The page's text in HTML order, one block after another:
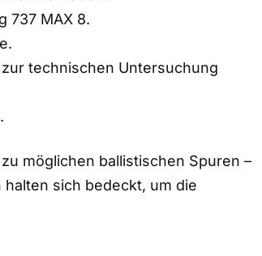
737 MAX 8.
technischen Untersuchung
möglichen ballistischen Spuren –
sich bedeckt, um die